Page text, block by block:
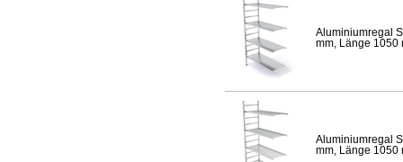
Aluminiumregal
mm, Länge 1050
Aluminiumregal
mm, Länge 1050